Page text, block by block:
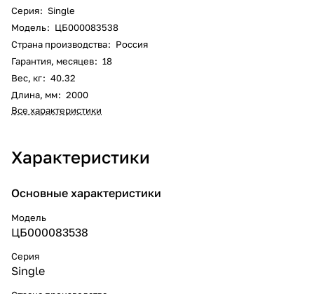
Серия: Single
Модель: ЦБ000083538
Страна производства: Россия
Гарантия, месяцев: 18
Вес, кг: 40.32
Длина, мм: 2000
Все характеристики
Характеристики
Основные характеристики
Модель
ЦБ000083538
Серия
Single